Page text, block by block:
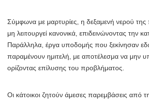
Σύμφωνα με μαρτυρίες, η δεξαμενή νερού της
μη λειτουργεί κανονικά, επιδεινώνοντας την
Παράλληλα, έργα υποδομής που ξεκίνησαν
παραμένουν ημιτελή, με αποτέλεσμα να μην
ορίζοντας επίλυσης του προβλήματος.
Οι κάτοικοι ζητούν άμεσες παρεμβάσεις από